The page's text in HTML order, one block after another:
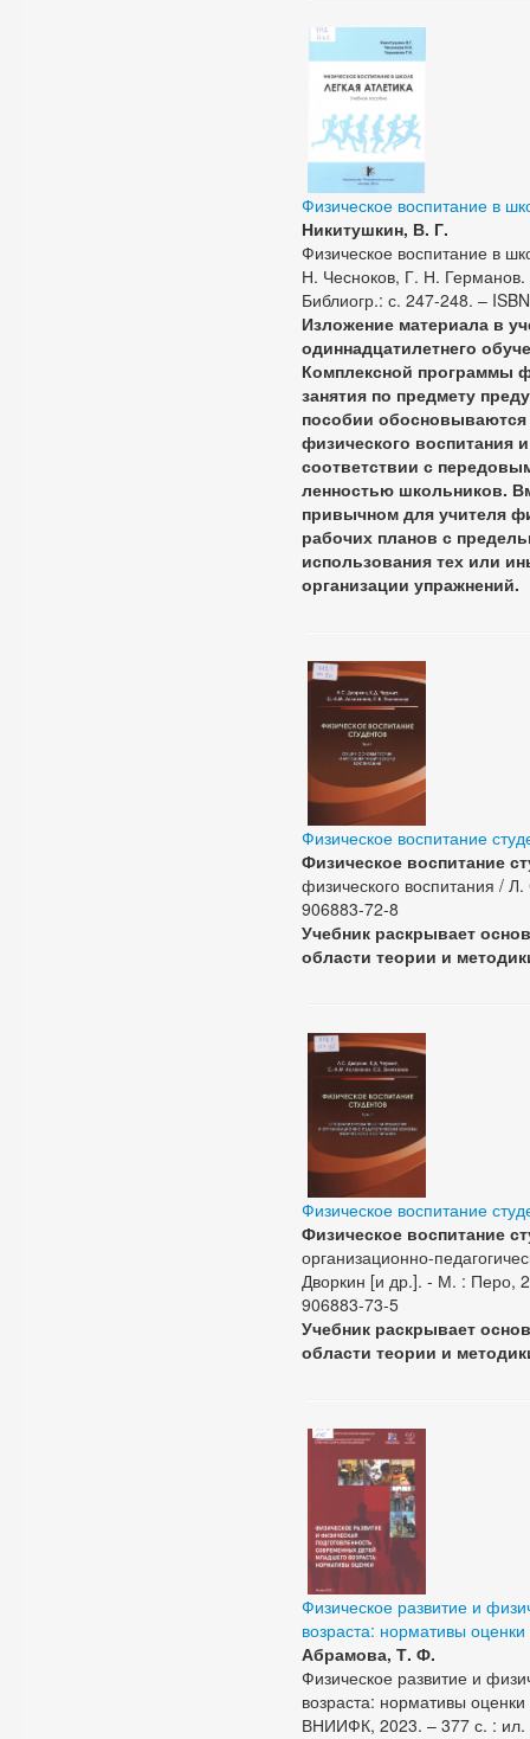
Физическое воспитание в
Никитушкин, В. Г.
Физическое воспитание в
Н. Чесноков, Г. Н. Германов.
Библиогр.: с. 247-248. –
Изложение материала в
одиннадцатилетнего
Комплексной программы
занятия по предмету
пособии
физического воспитания
соответствии с
ленностью школьников.
привычном для учителя
рабочих планов с
использования тех или
организации упражнений.
Физическое воспитание
Физическое воспитание
физического воспитания /
906883-72-8
Учебник раскрывает
области теории и
Физическое воспитание
Физическое воспитание
организационно-
Дворкин [и др.]. - М. : Перо,
906883-73-5
Учебник раскрывает
области теории и
Физическое развитие и
возраста: нормативы оценки
Абрамова, Т. Ф.
Физическое развитие и
возраста: нормативы
ВНИИФК, 2023. – 377 с. : ил.